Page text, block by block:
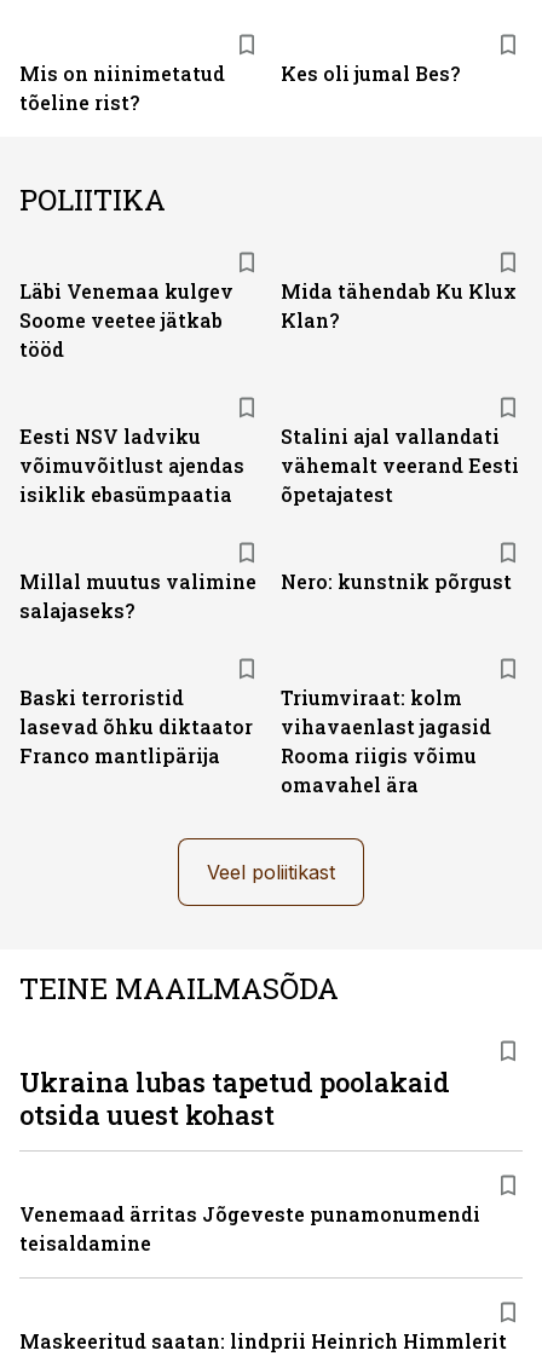
Mis on niinimetatud
tõeline rist?
Kes oli jumal Bes?
POLIITIKA
Läbi Venemaa kulgev
Soome veetee jätkab
tööd
Mida tähendab Ku Klux
Klan?
Eesti NSV ladviku
võimuvõitlust ajendas
isiklik ebasümpaatia
Stalini ajal vallandati
vähemalt veerand Eesti
õpetajatest
Millal muutus valimine
salajaseks?
Nero: kunstnik põrgust
Baski terroristid
lasevad õhku diktaator
Franco mantlipärija
Triumviraat: kolm
vihavaenlast jagasid
Rooma riigis võimu
omavahel ära
Veel poliitikast
TEINE MAAILMASÕDA
Ukraina lubas tapetud poolakaid
otsida uuest kohast
Venemaad ärritas Jõgeveste punamonumendi
teisaldamine
Maskeeritud saatan: lindprii Heinrich Himmlerit